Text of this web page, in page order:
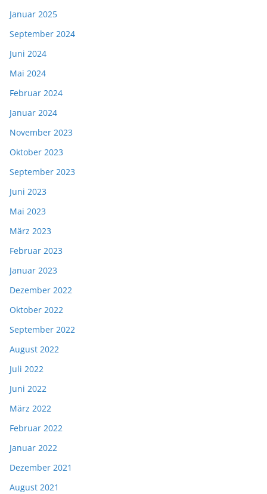
Januar 2025
September 2024
Juni 2024
Mai 2024
Februar 2024
Januar 2024
November 2023
Oktober 2023
September 2023
Juni 2023
Mai 2023
März 2023
Februar 2023
Januar 2023
Dezember 2022
Oktober 2022
September 2022
August 2022
Juli 2022
Juni 2022
März 2022
Februar 2022
Januar 2022
Dezember 2021
August 2021